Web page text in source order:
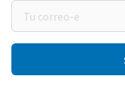
correo-
e